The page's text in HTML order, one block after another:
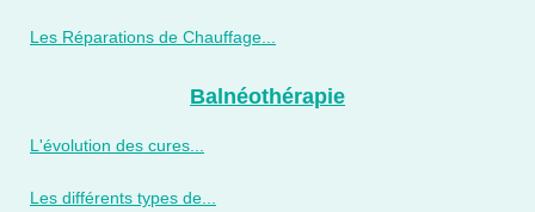
Les Réparations de Chauffage...
Balnéothérapie
L'évolution des cures...
Les différents types de...